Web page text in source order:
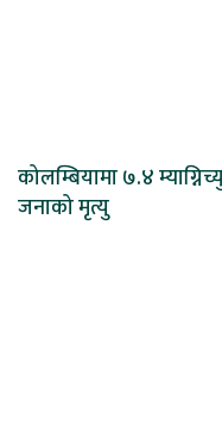
कोलम्बियामा ७.४
जनाको मृत्यु